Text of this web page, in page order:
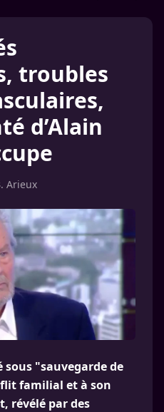
troubles
d’Alain
Arieux
sous "sauvegarde de
familial et à son
révélé par des